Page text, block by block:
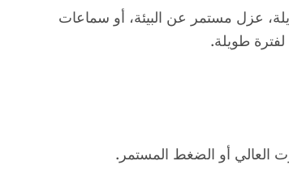
لفترة طويلة.
العالي أو الضغط المستمر.